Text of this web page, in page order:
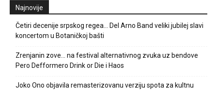
Najnovije
Četiri decenije srpskog regea… Del Arno Band veliki jubilej slavi
koncertom u Botaničkoj bašti
Zrenjanin zove… na festival alternativnog zvuka uz bendove
Pero Defformero Drink or Die i Haos
Joko Ono objavila remasterizovanu verziju spota za kultnu